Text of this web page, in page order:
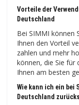
Vorteile der
Deutschland
Bei SIMMI können
Ihnen den Vorteil
zahlen und mehr
können, die Sie für
Ihnen am besten
Wie kann ich ein bei
Deutschland